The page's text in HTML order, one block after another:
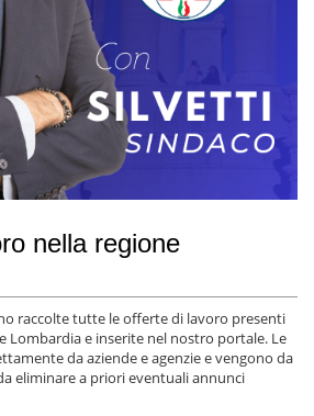
nella regione
raccolte tutte le offerte di lavoro presenti
Lombardia e inserite nel nostro portale. Le
da aziende e agenzie e vengono da
eliminare a priori eventuali annunci